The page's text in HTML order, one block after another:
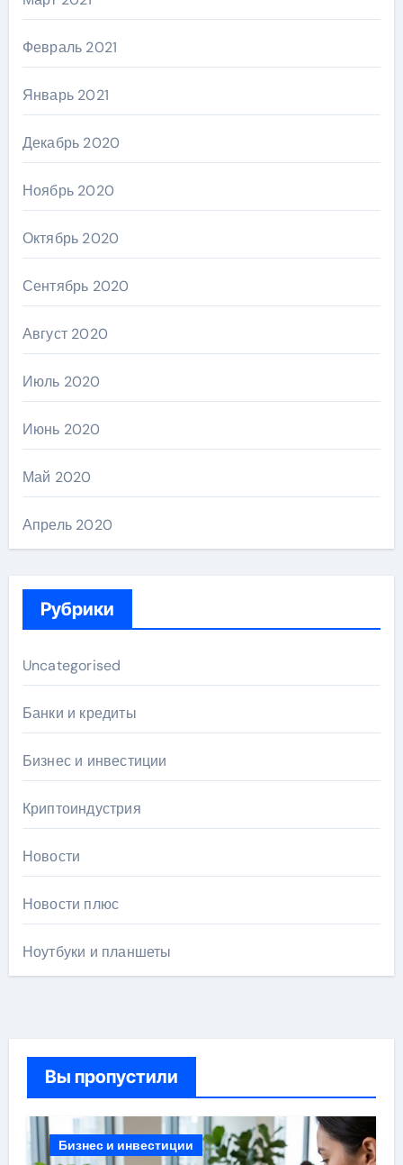
Февраль 2021
Январь 2021
Декабрь 2020
Ноябрь 2020
Октябрь 2020
Сентябрь 2020
Август 2020
Июль 2020
Июнь 2020
Май 2020
Апрель 2020
Рубрики
Uncategorised
Банки и кредиты
Бизнес и инвестиции
Криптоиндустрия
Новости
Новости плюс
Ноутбуки и планшеты
Вы пропустили
Бизнес и инвестиции